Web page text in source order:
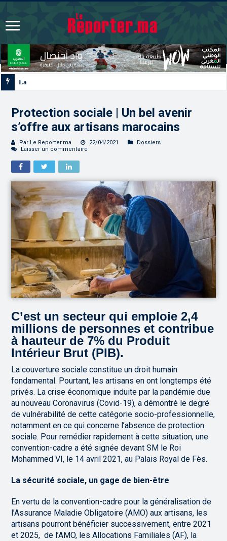
Protection sociale | Un bel avenir
s’offre aux artisans marocains
Par Le Reporter.ma 22/04/2021
Dossiers
Laisser un commentaire
C’est un secteur qui emploie 2,4
millions de personnes et contribue
à hauteur de 7% du Produit
Intérieur Brut (PIB).
La couverture sociale constitue un droit humain
fondamental. Pourtant, les artisans en ont longtemps été
privés. La crise économique induite par la pandémie due
au nouveau Coronavirus (Covid-19), a démontré le degré
de vulnérabilité de cette catégorie socio-professionnelle,
notamment en ce qui concerne l’absence de protection
sociale. Pour remédier rapidement à cette situation, une
convention-cadre a été signée devant SM le Roi
Mohammed VI, le 14 avril 2021, au Palais Royal de Fès.
La sécurité sociale, un gage de bien-être
En vertu de la convention-cadre pour la généralisation de
l’Assurance Maladie Obligatoire (AMO) aux artisans, les
artisans pourront bénéficier successivement, entre 2021
et 2025, de l’AMO, les Allocations Familiales (AF), la